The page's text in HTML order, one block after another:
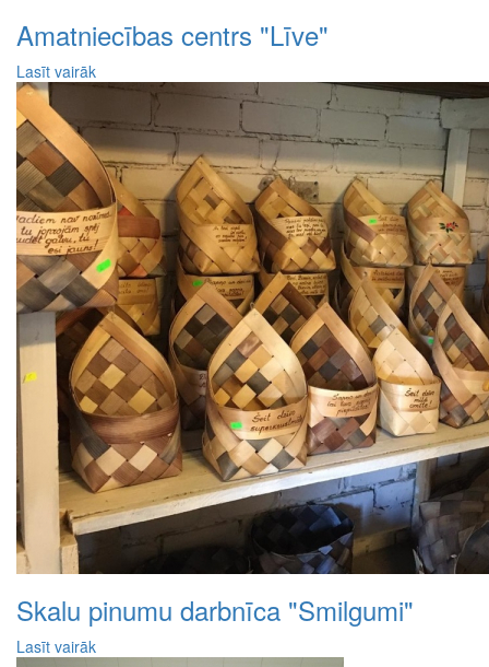
Amatniecības centrs "Līve"
Lasīt vairāk
Skalu pinumu darbnīca "Smilgumi"
Lasīt vairāk